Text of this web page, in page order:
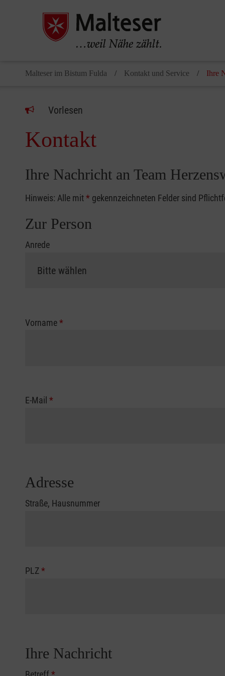
Malteser im Bistum Fulda Kontakt und Service Ihre
Vorlesen
Kontakt
Ihre Nachricht an Team
Hinweis: Alle mit* gekennzeichneten Felder sind
Zur Person
Anrede
Vorname*
E-Mail *
Adresse
Straße, Hausnummer
PLZ*
Ihre Nachricht